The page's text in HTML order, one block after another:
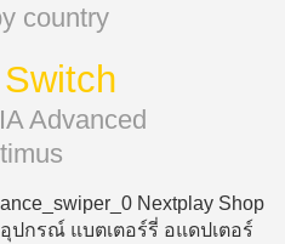
country
Advanced